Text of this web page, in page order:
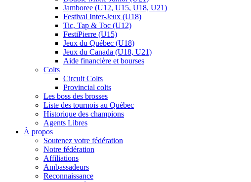
Jamboree (U12, U15, U18, U21)
Festival Inter-Jeux (U18)
Tic, Tap & Toc (U12)
FestiPierre (U15)
Jeux du Québec (U18)
Jeux du Canada (U18, U21)
Aide financière et bourses
Colts
Circuit Colts
Provincial colts
Les boss des brosses
Liste des tournois au Québec
Historique des champions
Agents Libres
À propos
Soutenez votre fédération
Notre fédération
Affiliations
Ambassadeurs
Reconnaissance